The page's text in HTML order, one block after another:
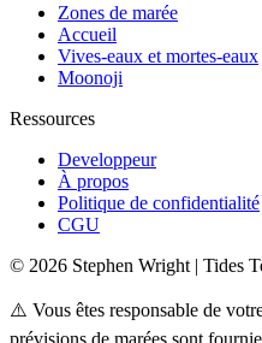
Zones de marée
Accueil
Vives-eaux et mortes-eaux
Moonoji
Ressources
Developpeur
À propos
Politique de confidentialité
CGU
© 2026 Stephen Wright | Tides
⚠️ Vous êtes responsable de
prévisions de marées sont